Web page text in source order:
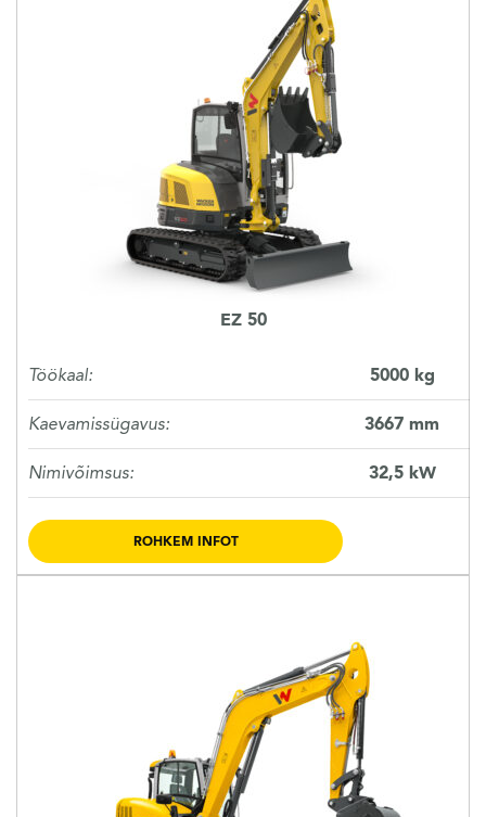
EZ 50
Töökaal: 5000 kg
Kaevamissügavus: 3667 mm
Nimivõimsus: 32,5 kW
ROHKEM INFOT